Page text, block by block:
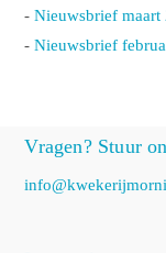
-Nieuwsbrief maart
-Nieuwsbrief
Vragen? Stuur